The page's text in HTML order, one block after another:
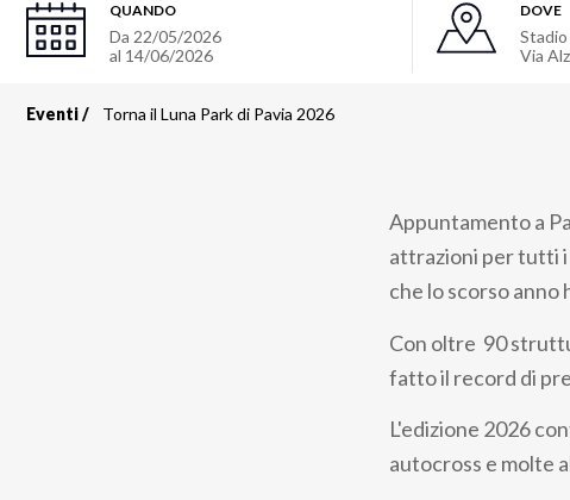
QUANDO
Da 22/05/2026
al 14/06/2026
DOVE
Via
Eventi Torna il Luna Park di Pavia 2026
Appuntamento a
attrazioni per tutti i
che lo scorso
Con oltre 90
fatto il record di
L'edizione 2026
autocross e molte